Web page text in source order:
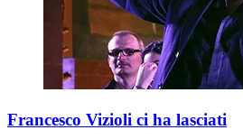
Francesco Vizioli ci ha lasciati